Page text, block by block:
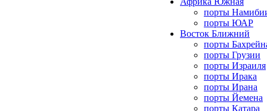
порты
порты ЮАР
Восток Ближний
порты
порты Грузии
порты Израиля
порты Ирака
порты Ирана
порты Йемена
порты Катара